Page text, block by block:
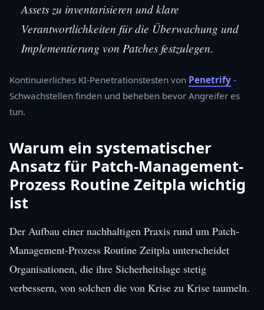
Assets zu inventarisieren und klare
Verantwortlichkeiten für die Überwachung und
Implementierung von Patches festzulegen.
Kontinuierliches KI-Penetrationstesten von Penetrify -
Schwachstellen finden und beheben bevor Angreifer es
tun.
Warum ein systematischer
Ansatz für Patch-Management-
Prozess Routine Zeitpla wichtig
ist
Der Aufbau einer nachhaltigen Praxis rund um Patch-
Management-Prozess Routine Zeitpla unterscheidet
Organisationen, die ihre Sicherheitslage stetig
verbessern, von solchen die von Krise zu Krise taumeln.